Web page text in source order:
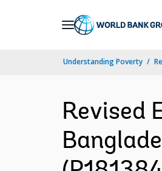
Understanding Poverty
Revised